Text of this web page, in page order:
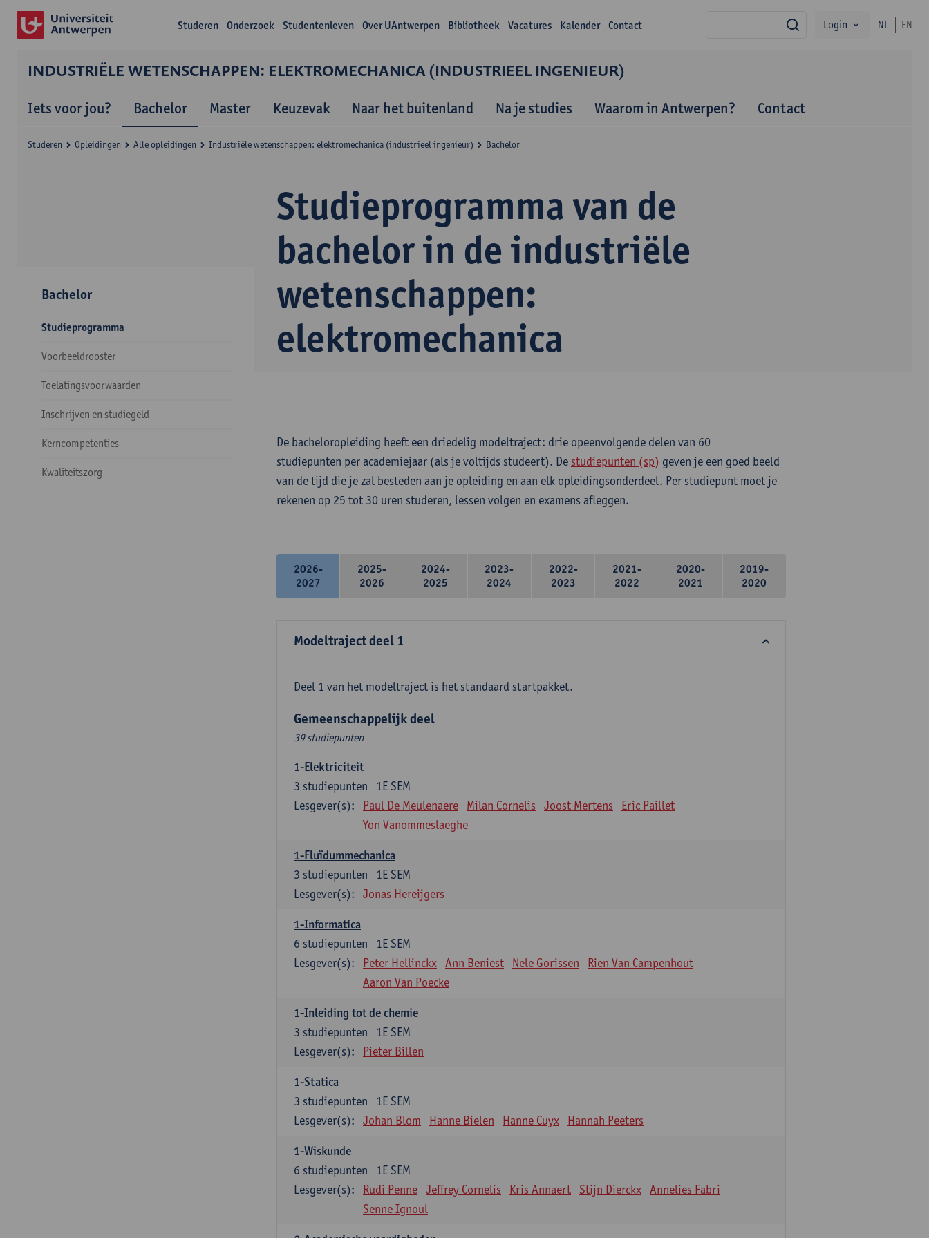
Studeren Onderzoek Studentenleven Over UAntwerpen Bibliotheek Vacatures Kalender Contact zoekLogin NL EN
INDUSTRIËLE WETENSCHAPPEN: ELEKTROMECHANICA (INDUSTRIEEL INGENIEUR)
Iets voor jou? Bachelor Master Keuzevak Naar het buitenland Na je studies Waarom in Antwerpen? Contact
Studieprogramma van de
bachelor in de industriële
wetenschappen:
elektromechanica
Studeren Opleidingen Alle opleidingen Industriële wetenschappen: elektromechanica (industrieel ingenieur) Bachelor
Bachelor
Studieprogramma
Voorbeeldrooster
Toelatingsvoorwaarden
Inschrijven en studiegeld
Kerncompetenties
Kwaliteitszorg
De bacheloropleiding heeft een driedelig modeltraject: drie opeenvolgende delen van 60
studiepunten per academiejaar (als je voltijds studeert). De studiepunten (sp) geven je een goed beeld
van de tijd die je zal besteden aan je opleiding en aan elk opleidingsonderdeel. Per studiepunt moet je
rekenen op 25 tot 30 uren studeren, lessen volgen en examens afleggen.
2026-
2027
2025-
2026
2024-
2025
2023-
2024
2022-
2023
2021-
2022
2020-
2021
2019-
2020
Modeltraject deel 1
Deel 1 van het modeltraject is het standaard startpakket.
Gemeenschappelijk deel
39 studiepunten
1-Elektriciteit
1E SEM
3 studiepunten
Lesgever(s):
Paul De Meulenaere Milan Cornelis Joost Mertens
Eric Paillet
Yon Vanommeslaeghe
1-Fluïdummechanica
1E SEM
3 studiepunten
Lesgever(s):
Jonas Hereijgers
1-Informatica
1E SEM
6 studiepunten
Lesgever(s):
Peter Hellinckx Ann Beniest Nele Gorissen
Rien Van Campenhout
Aaron Van Poecke
1-Inleiding tot de chemie
1E SEM
3 studiepunten
Lesgever(s):
Pieter Billen
1-Statica
1E SEM
3 studiepunten
Lesgever(s):
Johan Blom Hanne Bielen Hanne Cuyx Hannah Peeters
1-Wiskunde
1E SEM
6 studiepunten
Lesgever(s):
Rudi Penne Jeffrey Cornelis Kris Annaert Stijn Dierckx Annelies Fabri
Senne Ignoul